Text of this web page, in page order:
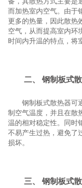
而加热室内空气。由于
更多的热量，因此散热
空气，从而提高室内环
时间内升温的特点，将
二、 钢制板式
钢制板式散热器可通
制空气温度，并且在散
温的相对稳定性。同时
不易产生过热，避免了
损坏。
三、 钢制板式